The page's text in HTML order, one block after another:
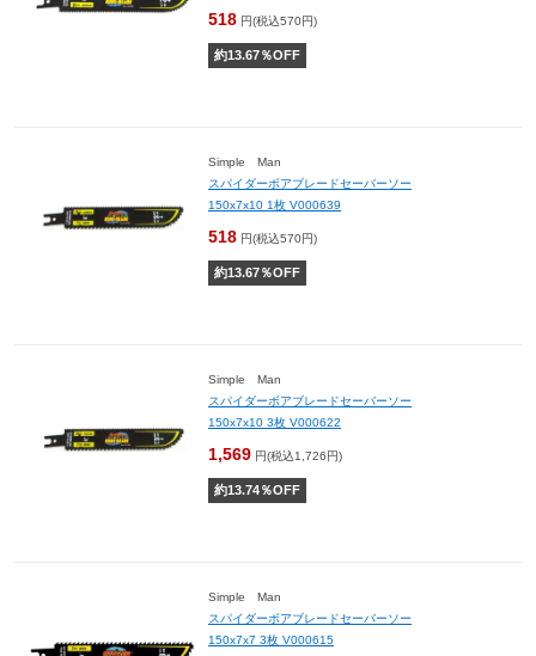
518 円(税込570円)
約13.67％OFF
Simple Man
スパイダーボアブレードセーバーソー
150x7x10 1枚 V000639
518 円(税込570円)
約13.67％OFF
Simple Man
スパイダーボアブレードセーバーソー
150x7x10 3枚 V000622
1,569 円(税込1,726円)
約13.74％OFF
Simple Man
スパイダーボアブレードセーバーソー
150x7x7 3枚 V000615